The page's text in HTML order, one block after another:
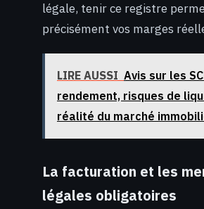
légale, tenir ce registre
précisément vos marges
LIRE AUSSI Avis sur les
rendement, risques de
réalité du marché
La facturation et les
légales obligatoires